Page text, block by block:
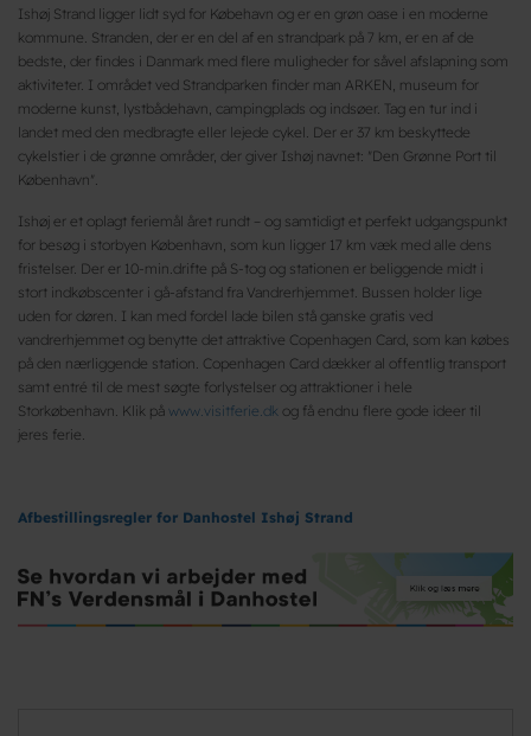
Ishøj Strand ligger lidt syd for Købehavn og er en grøn oase i en moderne
kommune. Stranden, der er en del af en strandpark på 7 km, er en af de
bedste, der findes i Danmark med flere muligheder for såvel afslapning som
aktiviteter. I området ved Strandparken finder man ARKEN, museum for
moderne kunst, lystbådehavn, campingplads og indsøer. Tag en tur ind i
landet med den medbragte eller lejede cykel. Der er 37 km beskyttede
cykelstier i de grønne områder, der giver Ishøj navnet: "Den Grønne Port til
København".
Ishøj er et oplagt feriemål året rundt – og samtidigt et perfekt udgangspunkt
for besøg i storbyen København, som kun ligger 17 km væk med alle dens
fristelser. Der er 10-min.drifte på S-tog og stationen er beliggende midt i
stort indkøbscenter i gå-afstand fra Vandrerhjemmet. Bussen holder lige
uden for døren. I kan med fordel lade bilen stå ganske gratis ved
vandrerhjemmet og benytte det attraktive Copenhagen Card, som kan købes
på den nærliggende station. Copenhagen Card dækker al offentlig transport
samt entré til de mest søgte forlystelser og attraktioner i hele
Storkøbenhavn. Klik på www.visitferie.dk og få endnu flere gode ideer til
jeres ferie.
Afbestillingsregler for Danhostel Ishøj Strand